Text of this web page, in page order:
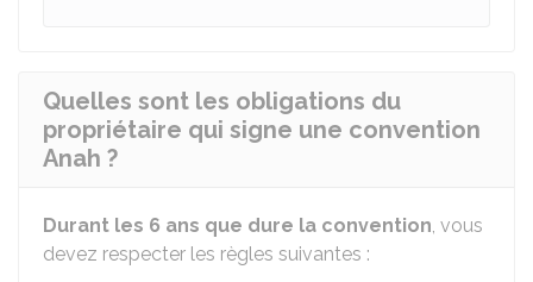
Quelles sont les obligations du
propriétaire qui signe une convention
Anah ?
Durant les 6 ans que dure la convention, vous
devez respecter les règles suivantes :